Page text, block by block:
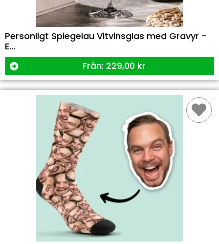
Personligt Spiegelau Vitvinsglas med Gravyr -
E...
Från: 229,00 kr